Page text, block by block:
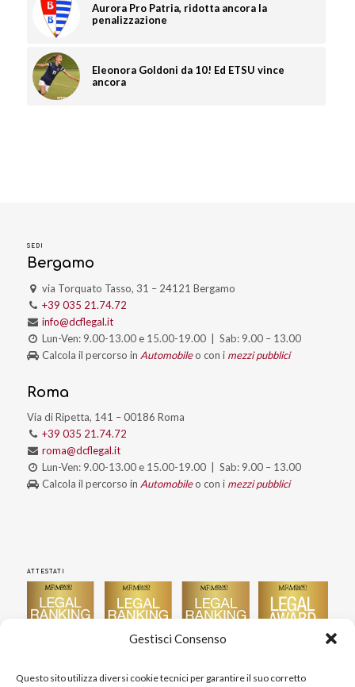
Gestisci Consenso
Questo sito utilizza diversi cookie tecnici per garantire il suo corretto
Aurora Pro Patria, ridotta ancora la
penalizzazione
Eleonora Goldoni da 10! Ed ETSU vince
ancora
SEDI
Bergamo
via Torquato Tasso, 31 – 24121 Bergamo
+39 035 21.74.72
info@dcflegal.it
Lun-Ven: 9.00-13.00 e 15.00-19.00 | Sab: 9.00 – 13.00
Calcola il percorso in Automobileo con i mezzi pubblici
Roma
Via di Ripetta, 141 – 00186 Roma
+39 035 21.74.72
roma@dcflegal.it
Lun-Ven: 9.00-13.00 e 15.00-19.00 | Sab: 9.00 – 13.00
Calcola il percorso in Automobileo con i mezzi pubblici
ATTESTATI